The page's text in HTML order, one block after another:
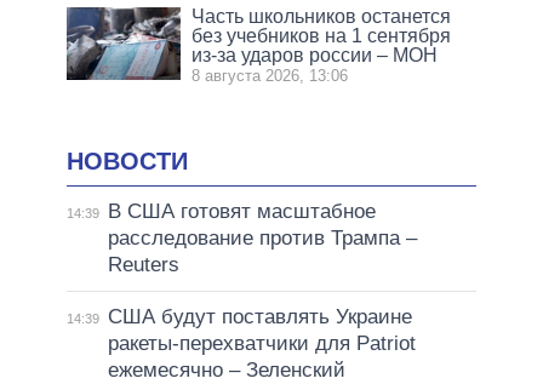
Часть школьников останется
без учебников на 1 сентября
из-за ударов россии – МОН
8 августа 2026, 13:06
НОВОСТИ
14:39
В США готовят масштабное
расследование против Трампа –
Reuters
14:39
США будут поставлять Украине
ракеты-перехватчики для Patriot
ежемесячно – Зеленский